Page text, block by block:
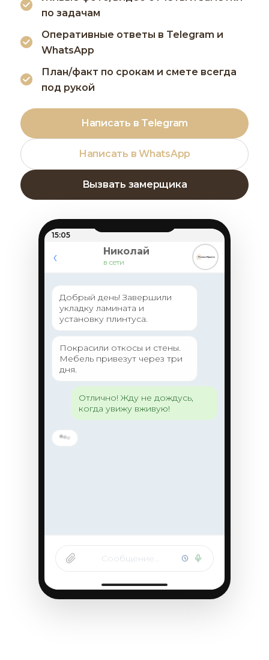
по задачам
Оперативные ответы в Telegram и
WhatsApp
План/факт по срокам и смете всегда
под рукой
Написать в Telegram
Написать в WhatsApp
Вызвать замерщика
15:05
‹ Николай
в сети
Добрый день! Завершили
укладку ламината и
установку плинтуса.
Покрасили откосы и стены.
Мебель привезут через три
дня.
Отлично! Жду не дождусь,
когда увижу вживую!
Сообщение…